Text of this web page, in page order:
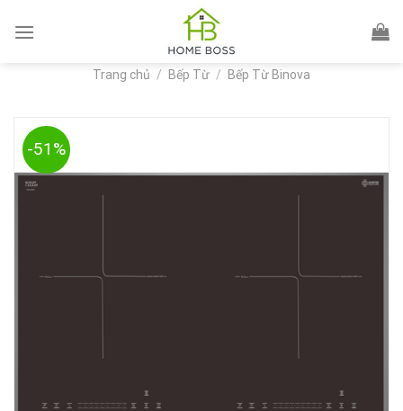
Trang chủ / Bếp Từ / Bếp Từ Binova
-51%